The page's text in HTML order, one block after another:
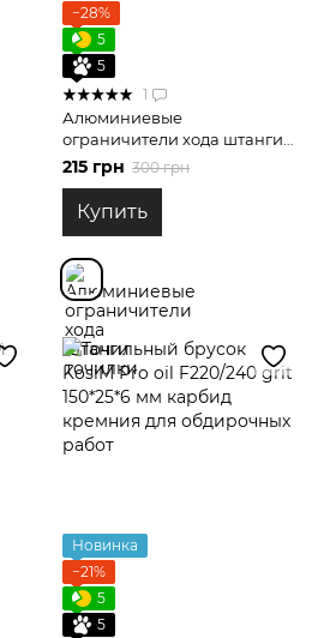
−28%
5
5
1
Алюминиевые
ограничители хода штанги
точилки
215 грн 300 грн
Купить
Новинка
−21%
5
5